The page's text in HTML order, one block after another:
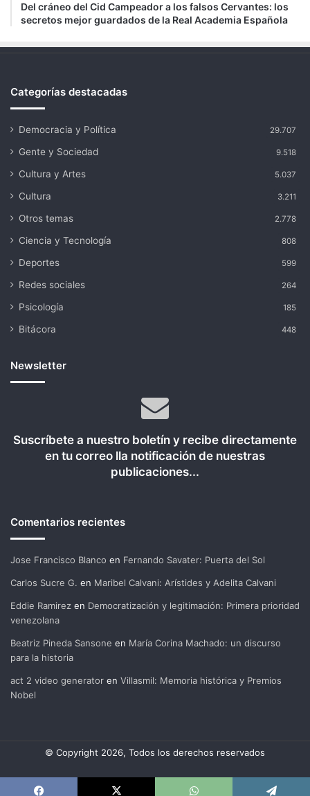
Del cráneo del Cid Campeador a los falsos Cervantes: los
secretos mejor guardados de la Real Academia Española
Categorías destacadas
Democracia y Política 29.707
Gente y Sociedad 9.518
Cultura y Artes 5.037
Cultura 3.211
Otros temas 2.778
Ciencia y Tecnología 808
Deportes 599
Redes sociales 264
Psicología 185
Bitácora 448
Newsletter
Suscríbete a nuestro boletín y recibe directamente
en tu correo lla notificación de nuestras
publicaciones...
Comentarios recientes
Jose Francisco Blanco en Fernando Savater: Puerta del Sol
Carlos Sucre G. en Maribel Calvani: Arístides y Adelita Calvani
Eddie Ramirez en Democratización y legitimación: Primera prioridad
venezolana
Beatriz Pineda Sansone en María Corina Machado: un discurso
para la historia
act 2 video generator en Villasmil: Memoria histórica y Premios
Nobel
© Copyright 2026, Todos los derechos reservados